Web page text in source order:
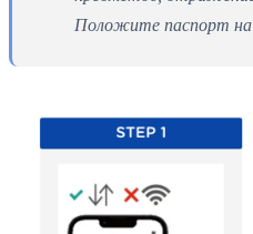
Положите паспорт на